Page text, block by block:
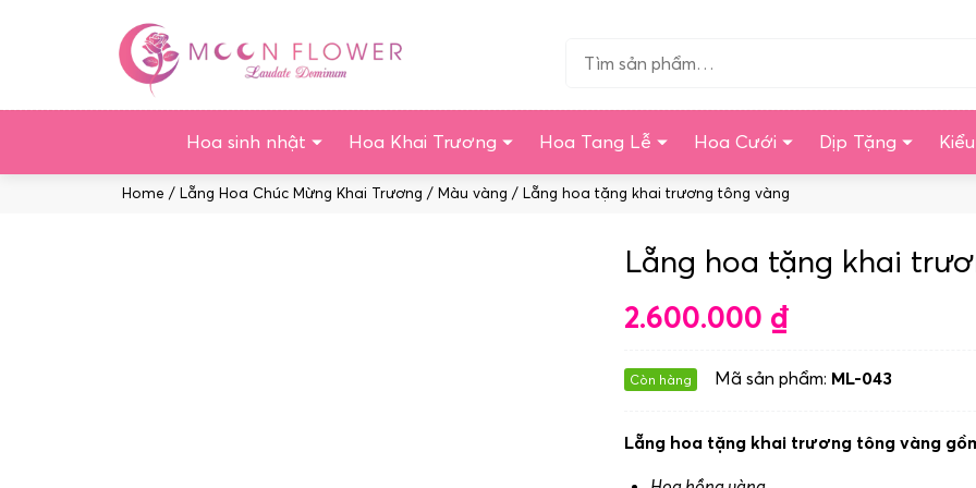
Tìm…
Hoa sinh nhật Hoa Khai Trương Hoa Tang Lễ Hoa Cưới Dịp Tặng
Home / Lẵng Hoa Chúc Mừng Khai Trương / Màu vàng / Lẵng hoa tặng khai trương tông vàng
Lẵng hoa tặng khai
2.600.000 ₫
Còn hàng Mã sản phẩm: ML-043
Lẵng hoa tặng khai trương tông vàng